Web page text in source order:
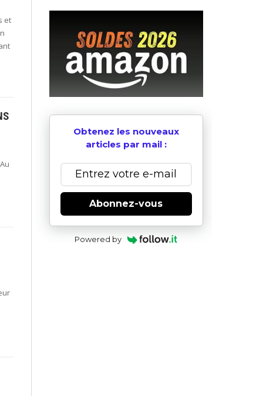
et
Obtenez les nouveaux
articles par mail :
Abonnez-vous
Powered by